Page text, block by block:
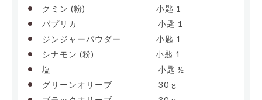
• クミン (粉) 小匙 1
• パプリカ 小匙 1
• ジンジャーパウダー 小匙 1
• シナモン (粉) 小匙 1
• 塩 小匙 ½
• グリーンオリーブ 30 g